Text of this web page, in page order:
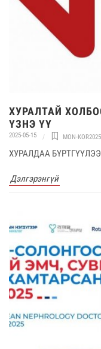
ХУРАЛТАЙ
ҮЗНЭ ҮҮ
2025-05-15 MON-KOR2025
ХУРАЛДАА
Дэлгэрэнгүй